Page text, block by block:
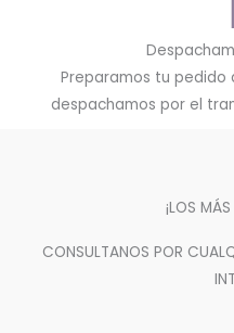
Preparamos tu
despachamos por el
¡LOS
CONSULTANOS POR